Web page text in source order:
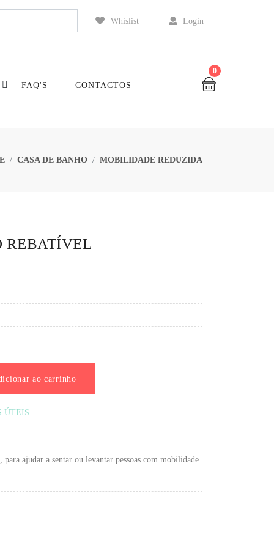
Whislist Login
FAQ'S CONTACTOS
0
CASA DE BANHO MOBILIDADE REDUZIDA
REBATÍVEL
ao carrinho
ÚTEIS
para ajudar a sentar ou levantar pessoas com mobilidade